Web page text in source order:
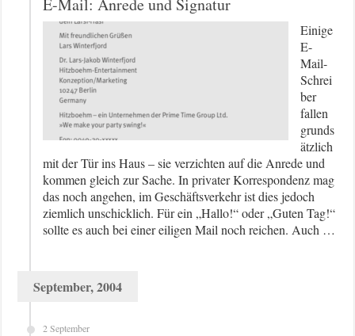
E-Mail: Anrede und Signatur
Einige
E-
Mail-
Schrei
ber
fallen
grunds
ätzlich
mit der Tür ins Haus – sie verzichten auf die Anrede und
kommen gleich zur Sache. In privater Korrespondenz mag
das noch angehen, im Geschäftsverkehr ist dies jedoch
ziemlich unschicklich. Für ein „Hallo!“ oder „Guten Tag!“
sollte es auch bei einer eiligen Mail noch reichen. Auch …
September, 2004
2 September